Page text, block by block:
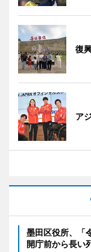
復
ア
墨田区役所、「
開庁前から長い